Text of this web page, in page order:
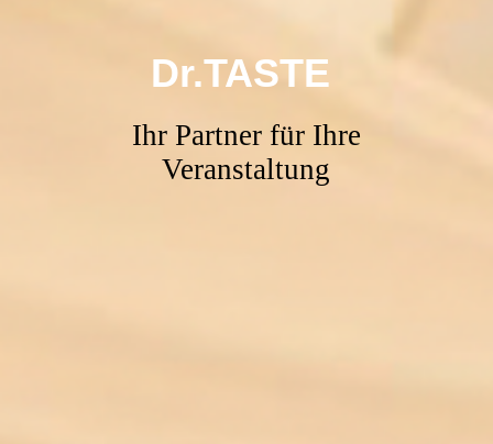
Dr.TASTE
Ihr Partner für Ihre
Veranstaltung